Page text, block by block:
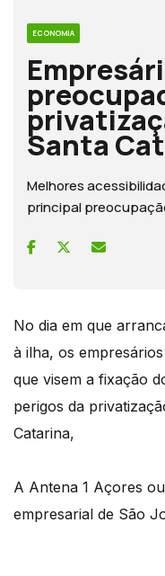
ECONOMIA
Santa
Melhores
principal
No dia em que
à ilha, os
que visem a fixação
perigos da
Catarina,
A Antena 1 Açores
empresarial de São